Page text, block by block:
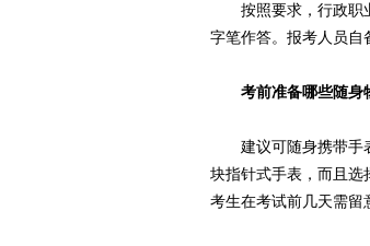
按照要求，行政职业
字笔作答。报考人员自
考前准备哪些随身
建议可随身携带手表
块指针式手表，而且选
考生在考试前几天需留